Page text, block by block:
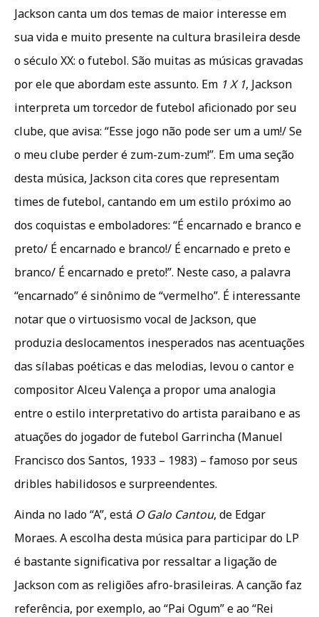
Jackson canta um dos temas de maior interesse em
sua vida e muito presente na cultura brasileira desde
o século XX: o futebol. São muitas as músicas gravadas
por ele que abordam este assunto. Em 1 X 1, Jackson
interpreta um torcedor de futebol aficionado por seu
clube, que avisa: “Esse jogo não pode ser um a um!/ Se
o meu clube perder é zum-zum-zum!”. Em uma seção
desta música, Jackson cita cores que representam
times de futebol, cantando em um estilo próximo ao
dos coquistas e emboladores: “É encarnado e branco e
preto/ É encarnado e branco!/ É encarnado e preto e
branco/ É encarnado e preto!”. Neste caso, a palavra
“encarnado” é sinônimo de “vermelho”. É interessante
notar que o virtuosismo vocal de Jackson, que
produzia deslocamentos inesperados nas acentuações
das sílabas poéticas e das melodias, levou o cantor e
compositor Alceu Valença a propor uma analogia
entre o estilo interpretativo do artista paraibano e as
atuações do jogador de futebol Garrincha (Manuel
Francisco dos Santos, 1933 – 1983) – famoso por seus
dribles habilidosos e surpreendentes.
Ainda no lado “A”, está O Galo Cantou, de Edgar
Moraes. A escolha desta música para participar do LP
é bastante significativa por ressaltar a ligação de
Jackson com as religiões afro-brasileiras. A canção faz
referência, por exemplo, ao “Pai Ogum” e ao “Rei